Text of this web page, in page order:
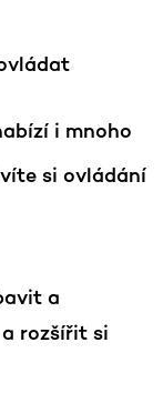
i mnoho
si ovládání
a
rozšířit si